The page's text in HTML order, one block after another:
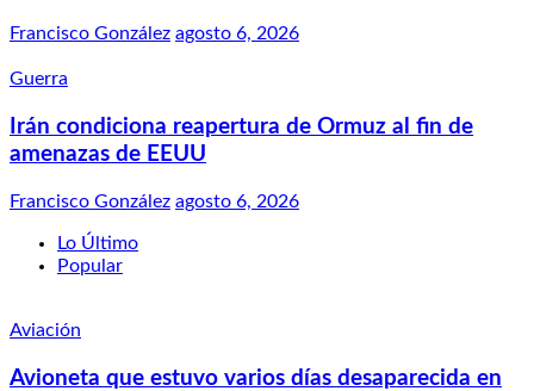
Francisco González agosto 6, 2026
Guerra
Irán condiciona reapertura de Ormuz al fin de
amenazas de EEUU
Francisco González agosto 6, 2026
Lo Último
Popular
Aviación
Avioneta que estuvo varios días desaparecida en